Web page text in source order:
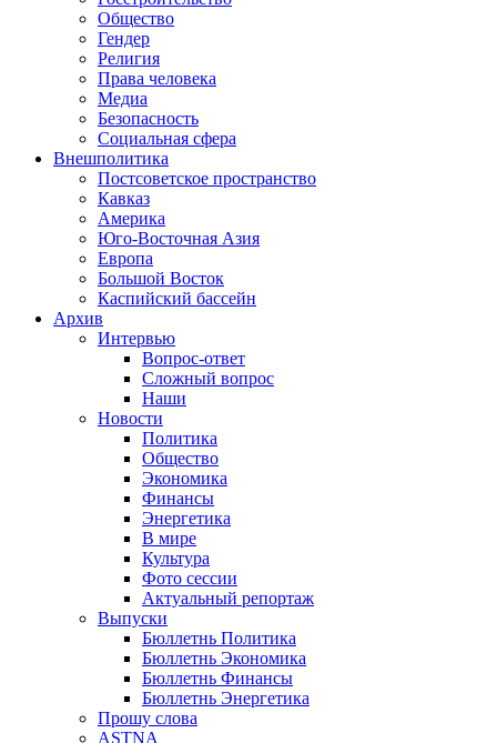
Общество
Гендер
Религия
Права человека
Медиа
Безопасность
Социальная сфера
Внешполитика
Постсоветское пространство
Кавказ
Америка
Юго-Восточная Азия
Европа
Большой Восток
Каспийский бассейн
Архив
Интервью
Вопрос-ответ
Сложный вопрос
Наши
Новости
Политика
Общество
Экономика
Финансы
Энергетика
В мире
Культура
Фото сессии
Актуальный репортаж
Выпуски
Бюллетнь Политика
Бюллетнь Экономика
Бюллетнь Финансы
Бюллетнь Энергетика
Прошу слова
ASTNA